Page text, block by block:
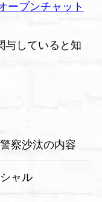
ープンチャット
与していると知
察沙汰の内容
ャル